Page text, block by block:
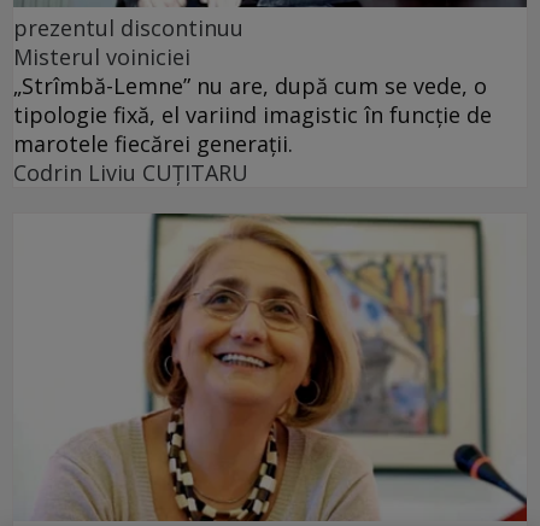
prezentul discontinuu
Misterul voiniciei
„Strîmbă-Lemne” nu are, după cum se vede, o
tipologie fixă, el variind imagistic în funcţie de
marotele fiecărei generaţii.
Codrin Liviu CUŢITARU